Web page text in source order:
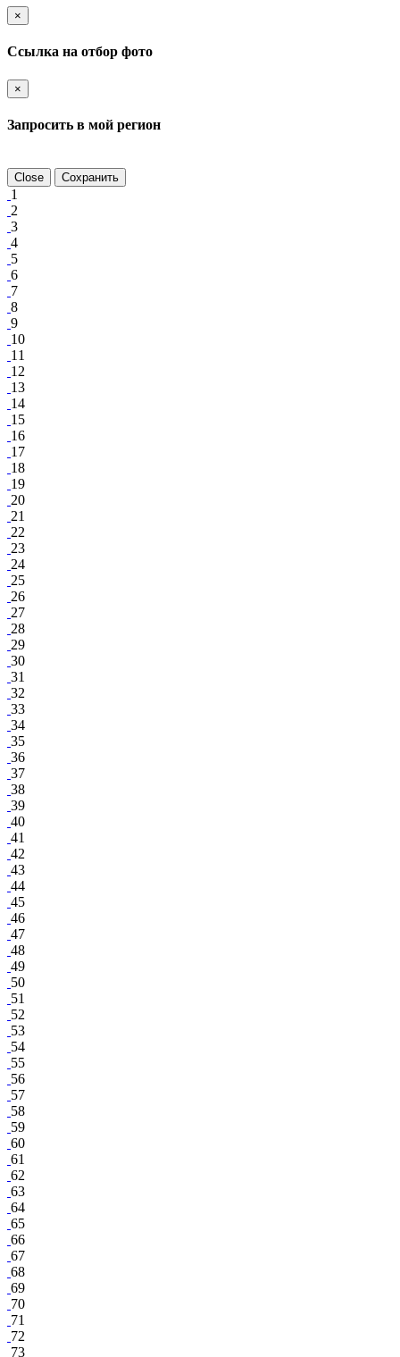
×
Ссылка на отбор фото
×
Запросить в мой регион
Close Сохранить
1
2
3
4
5
6
7
8
9
10
11
12
13
14
15
16
17
18
19
20
21
22
23
24
25
26
27
28
29
30
31
32
33
34
35
36
37
38
39
40
41
42
43
44
45
46
47
48
49
50
51
52
53
54
55
56
57
58
59
60
61
62
63
64
65
66
67
68
69
70
71
72
73